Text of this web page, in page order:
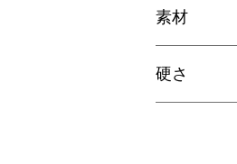
素材
硬さ